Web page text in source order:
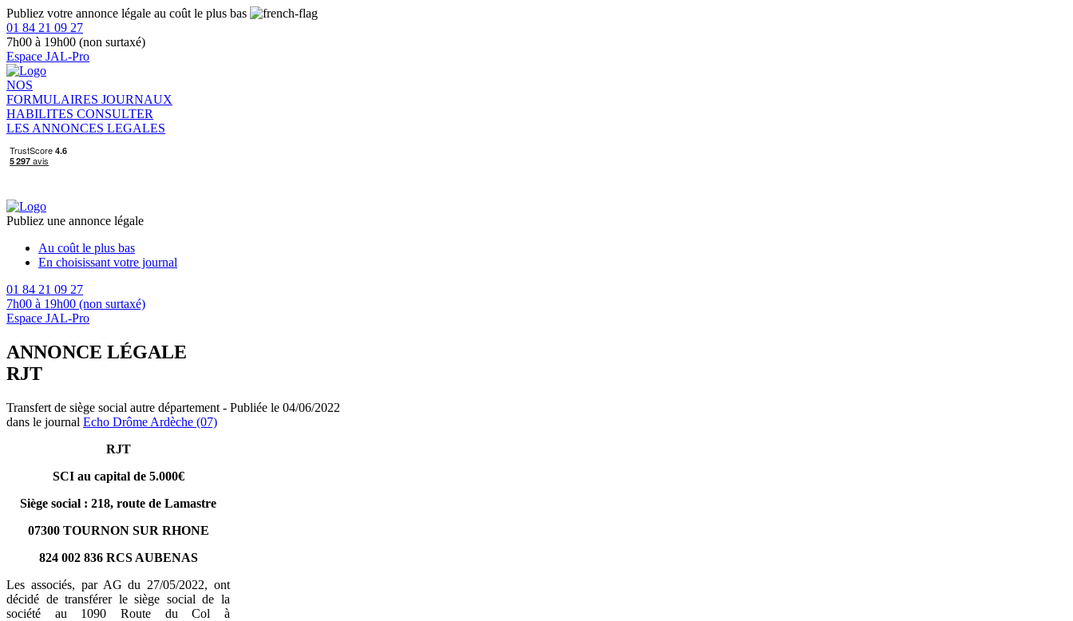
Publiez votre annonce légale au coût le plus bas
01 84 21 09 27
7h00 à 19h00 (non surtaxé)
Espace JAL-Pro
NOS
FORMULAIRES JOURNAUX
HABILITES CONSULTER
LES ANNONCES LEGALES
Publiez une annonce légale
Au coût le plus bas
En choisissant votre journal
01 84 21 09 27
7h00 à 19h00 (non surtaxé)
Espace JAL-Pro
ANNONCE LÉGALE
RJT
Transfert de siège social autre département - Publiée le 04/06/2022
dans le journal Echo Drôme Ardèche (07)
RJT
SCI au capital de 5.000€
Siège social : 218, route de Lamastre
07300 TOURNON SUR RHONE
824 002 836 RCS AUBENAS
Les associés, par AG du 27/05/2022, ont
décidé de transférer le siège social de la
société au 1090 Route du Col à